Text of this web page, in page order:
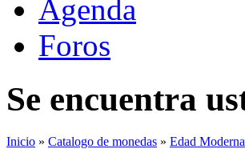
Agenda
Foros
Se encuentra
Inicio » Catalogo de monedas » Edad Moderna